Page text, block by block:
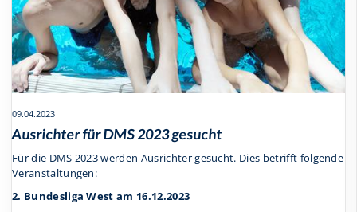
09.04.2023
Ausrichter für DMS 2023 gesucht
Für die DMS 2023 werden Ausrichter gesucht. Dies betrifft folgende
Veranstaltungen:
2. Bundesliga West am 16.12.2023